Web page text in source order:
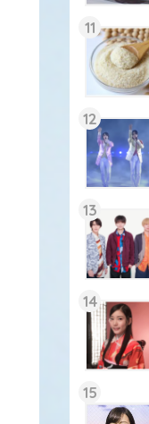
11
12
13
14
15